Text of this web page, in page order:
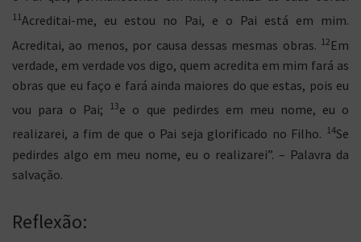
11Acreditai-me, eu estou no Pai, e o Pai está em mim.
Acreditai, ao menos, por causa dessas mesmas obras. 12 Em
verdade, em verdade vos digo, quem acredita em mim fará as
obras que eu faço e fará ainda maiores do que estas, pois eu
vou para o Pai;
13e o que pedirdes em meu nome, eu o
realizarei, a fim de que o Pai seja glorificado no Filho. 14Se
pedirdes algo em meu nome, eu o realizarei”. – Palavra da
salvação.
Reflexão: